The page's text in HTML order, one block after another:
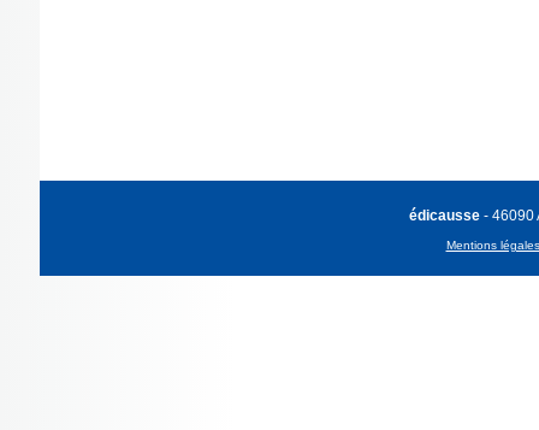
édicausse - 46090
Mentions légales